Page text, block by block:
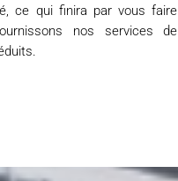
ce qui finira par vous faire
nos services de